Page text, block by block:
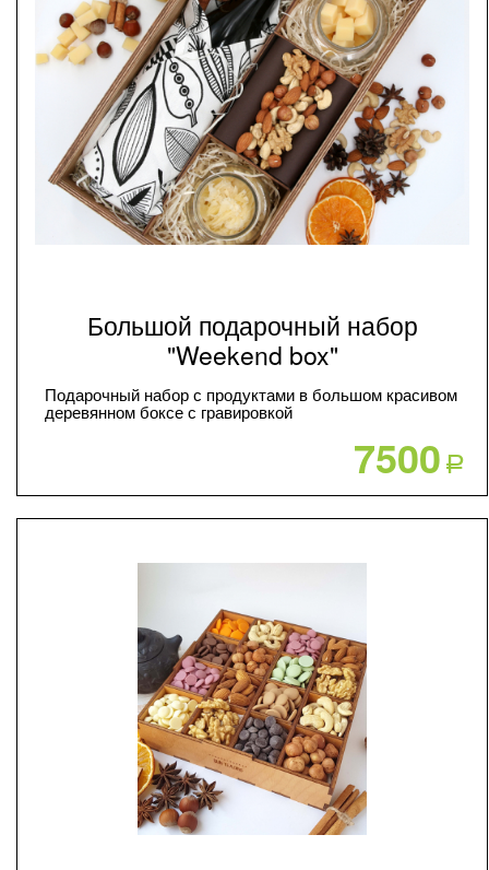
Большой подарочный набор
"Weekend box"
Подарочный набор с продуктами в большом красивом
деревянном боксе с гравировкой
7500Р